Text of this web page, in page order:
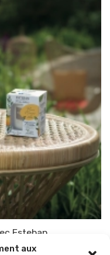
aux
Esteban